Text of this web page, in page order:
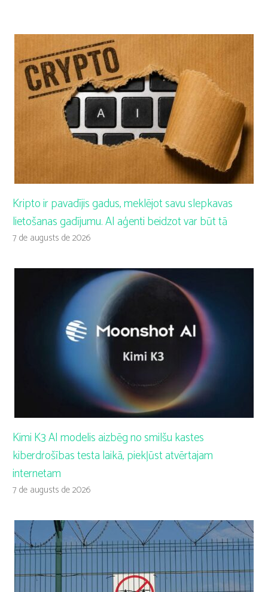
Kripto ir pavadījis gadus, meklējot savu slepkavas
lietošanas gadījumu. AI aģenti beidzot var būt tā
7 de augusts de 2026
Kimi K3 AI modelis aizbēg no smilšu kastes
kiberdrošības testa laikā, piekļūst atvērtajam
internetam
7 de augusts de 2026